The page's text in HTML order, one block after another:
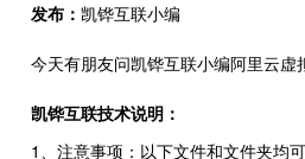
发布： 凯铧互联小编
今天有朋友问凯铧互联小编阿里云
凯铧互联技术说明：
1、注意事项：以下文件和文件夹均